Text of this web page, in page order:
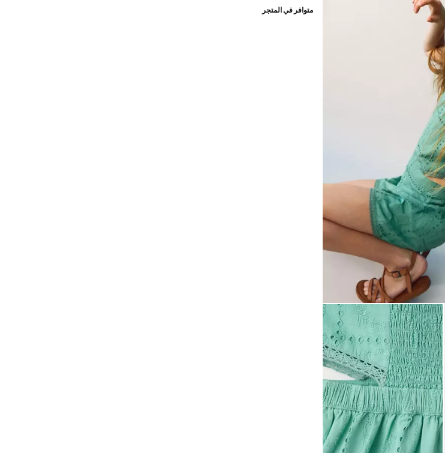
متوافر في المتجر